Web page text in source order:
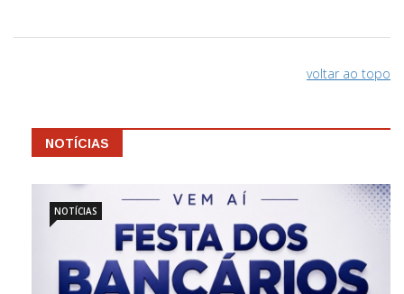
voltar ao topo
NOTÍCIAS
NOTÍCIAS